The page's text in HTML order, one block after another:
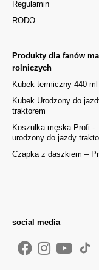
Regulamin
RODO
Produkty dla fanów
rolniczych
Kubek termiczny 440
Kubek Urodzony do
traktorem
Koszulka męska Profi -
urodzony do jazdy
Czapka z daszkiem –
social media